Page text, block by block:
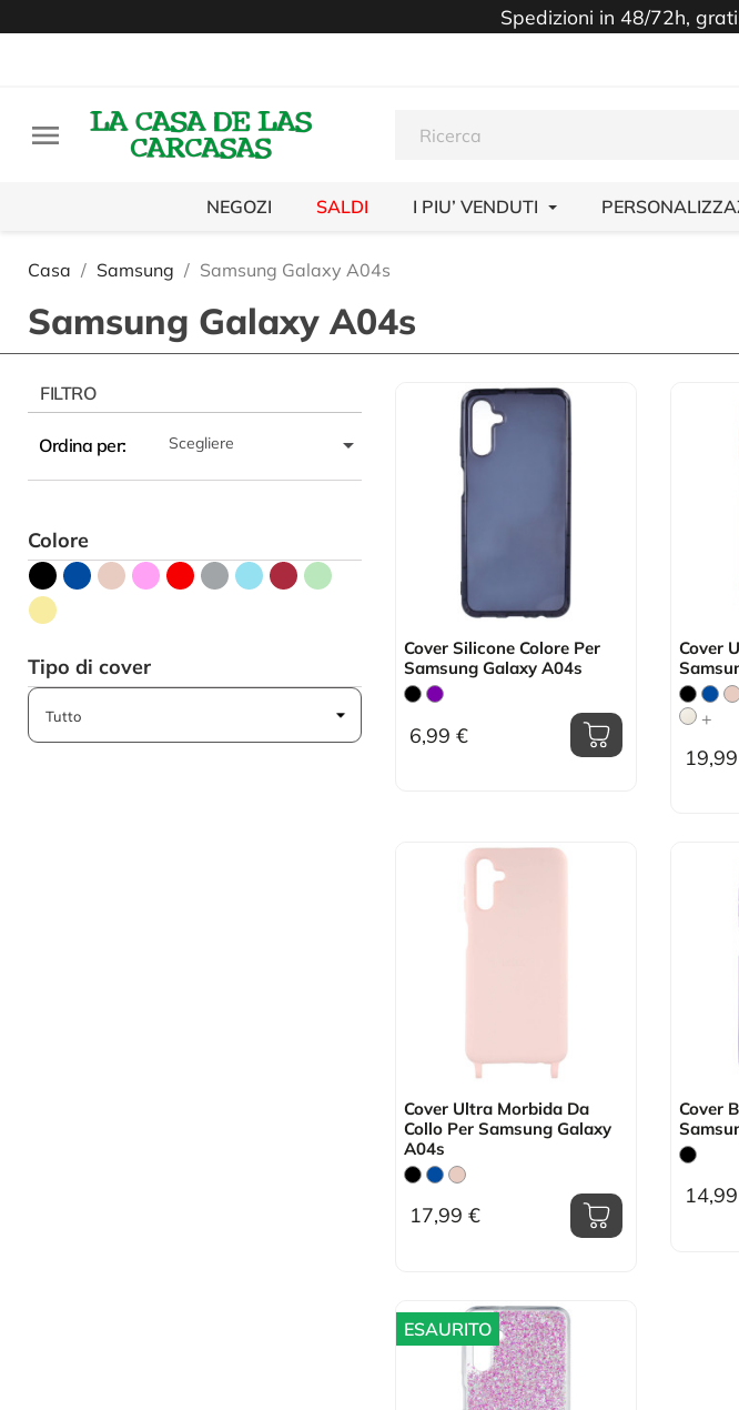
Spedizioni in 48/72h,

NEGOZI SALDI I PIU’ VENDUTI
Casa Samsung Samsung Galaxy A04s
Samsung Galaxy A04s
FILTRO
Ordina per: Scegliere 
Colore
Tipo di cover
Cover Silicone Colore Per
Samsung Galaxy A04s
6,99 €
Cover
+
Cover Ultra Morbida Da
Collo Per Samsung Galaxy
A04s
17,99 €
Cover
ESAURITO